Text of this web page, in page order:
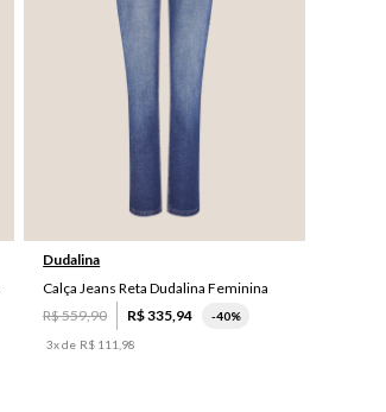
42
Dudalina
Calça Jeans Reta Dudalina Feminina
R$559,90 R$335 94 -40%
3x de R$ 111 98